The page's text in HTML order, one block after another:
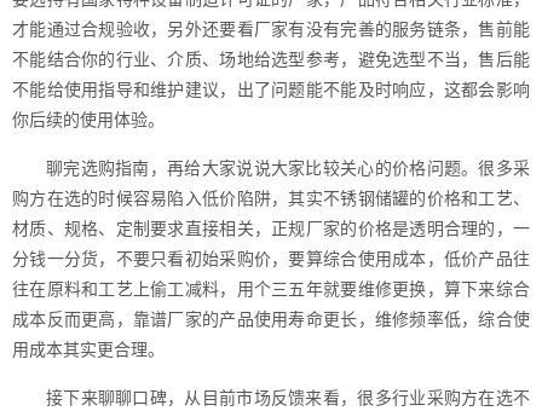
才能通过合规验收，另外还要看厂家有没有完善的服务链条，售前能
不能结合你的行业、介质、场地给选型参考，避免选型不当，售后能
不能给使用指导和维护建议，出了问题能不能及时响应，这都会影响
你后续的使用体验。
聊完选购指南，再给大家说说大家比较关心的价格问题。很多采
购方在选的时候容易陷入低价陷阱，其实不锈钢储罐的价格和工艺、
材质、规格、定制要求直接相关，正规厂家的价格是透明合理的，一
分钱一分货，不要只看初始采购价，要算综合使用成本，低价产品往
往在原料和工艺上偷工减料，用个三五年就要维修更换，算下来综合
成本反而更高，靠谱厂家的产品使用寿命更长，维修频率低，综合使
用成本其实更合理。
接下来聊聊口碑，从目前市场反馈来看，很多行业采购方在选不